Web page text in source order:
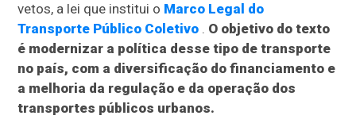
vetos, a lei que institui o Marco Legal do
Transporte Público Coletivo . O objetivo do texto
é modernizar a política desse tipo de transporte
no país, com a diversificação do financiamento e
a melhoria da regulação e da operação dos
transportes públicos urbanos.